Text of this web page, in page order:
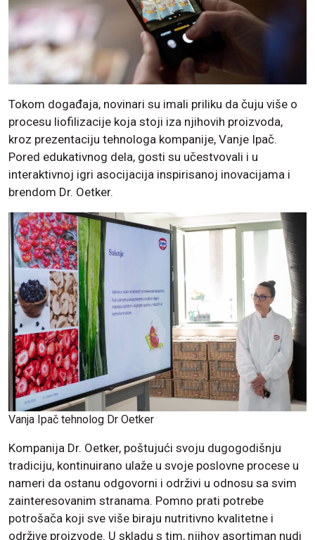
Tokom događaja, novinari su imali priliku da čuju više o
procesu liofilizacije koja stoji iza njihovih proizvoda,
kroz prezentaciju tehnologa kompanije, Vanje Ipač.
Pored edukativnog dela, gosti su učestvovali i u
interaktivnoj igri asocijacija inspirisanoj inovacijama i
brendom Dr. Oetker.
Vanja Ipač tehnolog Dr Oetker
Kompanija Dr. Oetker, poštujući svoju dugogodišnju
tradiciju, kontinuirano ulaže u svoje poslovne procese u
nameri da ostanu odgovorni i održivi u odnosu sa svim
zainteresovanim stranama. Pomno prati potrebe
potrošača koji sve više biraju nutritivno kvalitetne i
održive proizvode. U skladu s tim, njihov asortiman nudi